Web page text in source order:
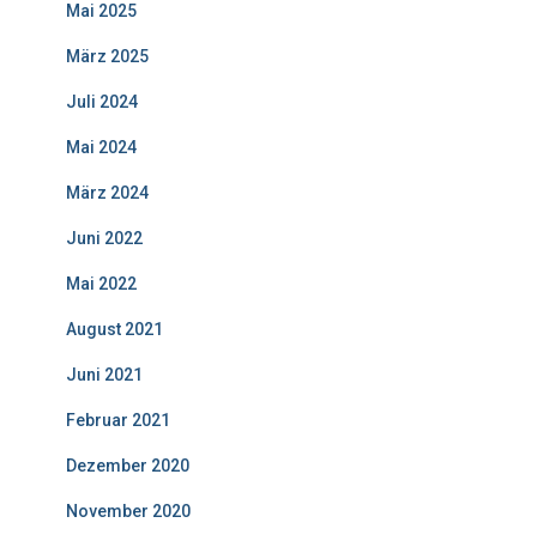
Mai 2025
März 2025
Juli 2024
Mai 2024
März 2024
Juni 2022
Mai 2022
August 2021
Juni 2021
Februar 2021
Dezember 2020
November 2020